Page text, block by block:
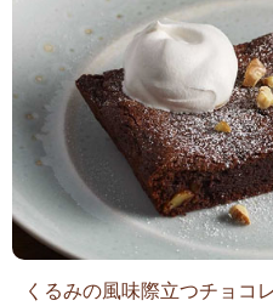
くるみの風味際立つチョコ